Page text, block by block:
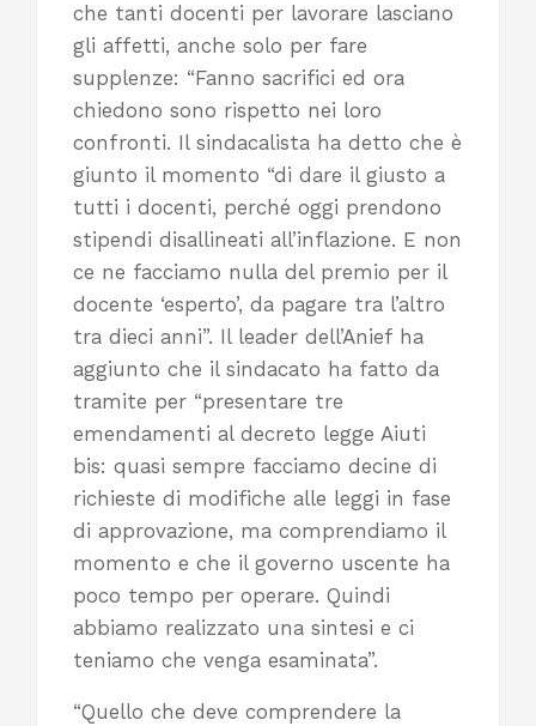
che tanti docenti per lavorare lasciano
gli affetti, anche solo per fare
supplenze: “Fanno sacrifici ed ora
chiedono sono rispetto nei loro
confronti. Il sindacalista ha detto che è
giunto il momento “di dare il giusto a
tutti i docenti, perché oggi prendono
stipendi disallineati all’inflazione. E non
ce ne facciamo nulla del premio per il
docente ‘esperto’, da pagare tra l’altro
tra dieci anni”. Il leader dell’Anief ha
aggiunto che il sindacato ha fatto da
tramite per “presentare tre
emendamenti al decreto legge Aiuti
bis: quasi sempre facciamo decine di
richieste di modifiche alle leggi in fase
di approvazione, ma comprendiamo il
momento e che il governo uscente ha
poco tempo per operare. Quindi
abbiamo realizzato una sintesi e ci
teniamo che venga esaminata”.
“Quello che deve comprendere la